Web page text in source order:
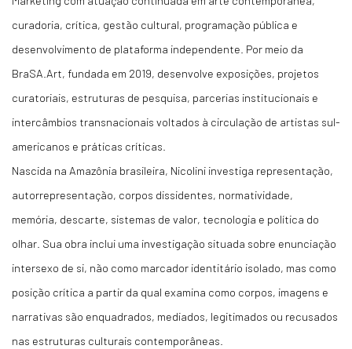
curadoria, crítica, gestão cultural, programação pública e
desenvolvimento de plataforma independente. Por meio da
BraSA.Art, fundada em 2019, desenvolve exposições, projetos
curatoriais, estruturas de pesquisa, parcerias institucionais e
intercâmbios transnacionais voltados à circulação de artistas sul-
americanos e práticas críticas.
Nascida na Amazônia brasileira, Nicolini investiga representação,
autorrepresentação, corpos dissidentes, normatividade,
memória, descarte, sistemas de valor, tecnologia e política do
olhar. Sua obra inclui uma investigação situada sobre enunciação
intersexo de si, não como marcador identitário isolado, mas como
posição crítica a partir da qual examina como corpos, imagens e
narrativas são enquadrados, mediados, legitimados ou recusados
nas estruturas culturais contemporâneas.